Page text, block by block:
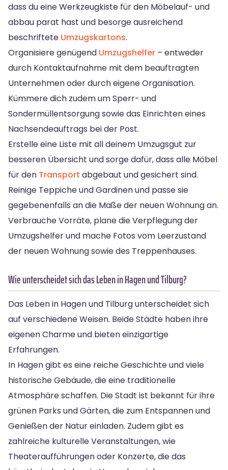
dass du eine Werkzeugkiste für den Möbelauf- und
abbau parat hast und besorge ausreichend
beschriftete Umzugskartons.
Organisiere genügend Umzugshelfer – entweder
durch Kontaktaufnahme mit dem beauftragten
Unternehmen oder durch eigene Organisation.
Kümmere dich zudem um Sperr- und
Sondermüllentsorgung sowie das Einrichten eines
Nachsendeauftrags bei der Post.
Erstelle eine Liste mit all deinem Umzugsgut zur
besseren Übersicht und sorge dafür, dass alle Möbel
für den Transport abgebaut und gesichert sind.
Reinige Teppiche und Gardinen und passe sie
gegebenenfalls an die Maße der neuen Wohnung an.
Verbrauche Vorräte, plane die Verpflegung der
Umzugshelfer und mache Fotos vom Leerzustand
der neuen Wohnung sowie des Treppenhauses.
Wie unterscheidet sich das Leben in Hagen und Tilburg?
Das Leben in Hagen und Tilburg unterscheidet sich
auf verschiedene Weisen. Beide Städte haben ihre
eigenen Charme und bieten einzigartige
Erfahrungen.
In Hagen gibt es eine reiche Geschichte und viele
historische Gebäude, die eine traditionelle
Atmosphäre schaffen. Die Stadt ist bekannt für ihre
grünen Parks und Gärten, die zum Entspannen und
Genießen der Natur einladen. Zudem gibt es
zahlreiche kulturelle Veranstaltungen, wie
Theateraufführungen oder Konzerte, die das